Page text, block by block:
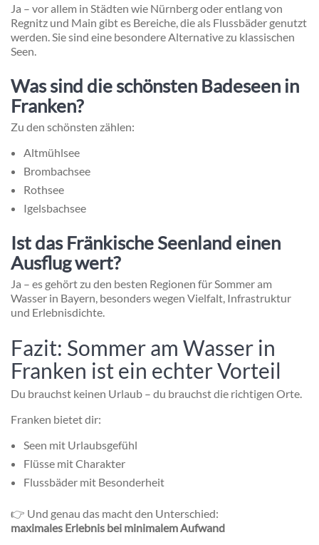
Ja – vor allem in Städten wie Nürnberg oder entlang von
Regnitz und Main gibt es Bereiche, die als Flussbäder genutzt
werden. Sie sind eine besondere Alternative zu klassischen
Seen.
Was sind die schönsten Badeseen in
Franken?
Zu den schönsten zählen:
Altmühlsee
Brombachsee
Rothsee
Igelsbachsee
Ist das Fränkische Seenland einen
Ausflug wert?
Ja – es gehört zu den besten Regionen für Sommer am
Wasser in Bayern, besonders wegen Vielfalt, Infrastruktur
und Erlebnisdichte.
Fazit: Sommer am Wasser in
Franken ist ein echter Vorteil
Du brauchst keinen Urlaub – du brauchst die richtigen Orte.
Franken bietet dir:
Seen mit Urlaubsgefühl
Flüsse mit Charakter
Flussbäder mit Besonderheit
👉 Und genau das macht den Unterschied:
maximales Erlebnis bei minimalem Aufwand